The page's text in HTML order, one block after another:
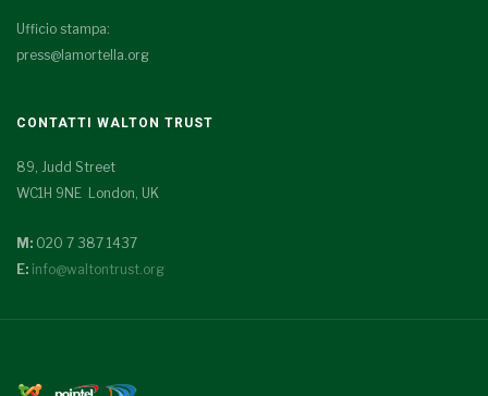
Ufficio stampa:
press@lamortella.org
CONTATTI WALTON TRUST
89, Judd Street
WC1H 9NE London, UK
M: 020 7 387 1437
E: info@waltontrust.org